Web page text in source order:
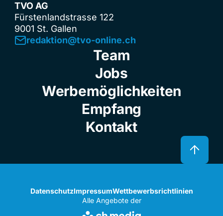
TVO AG
Fürstenlandstrasse 122
9001 St. Gallen
redaktion@tvo-online.ch
Team
Jobs
Werbemöglichkeiten
Empfang
Kontakt
DatenschutzImpressumWettbewerbsrichtlinien
Alle Angebote der